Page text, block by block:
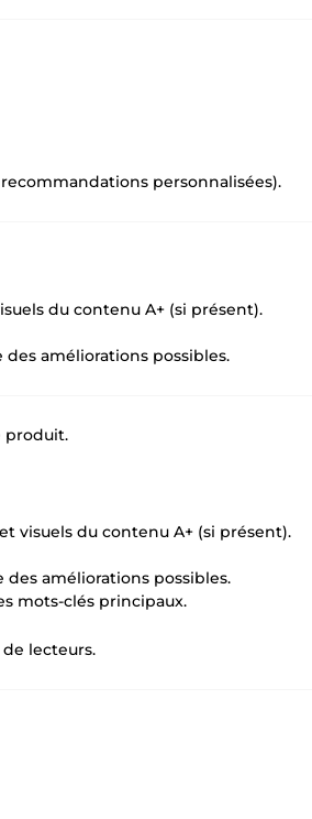
personnalisées).
du contenu A+ (si présent).
améliorations possibles.
produit.
visuels du contenu A+ (si présent).
améliorations possibles.
mots-clés principaux.
lecteurs.